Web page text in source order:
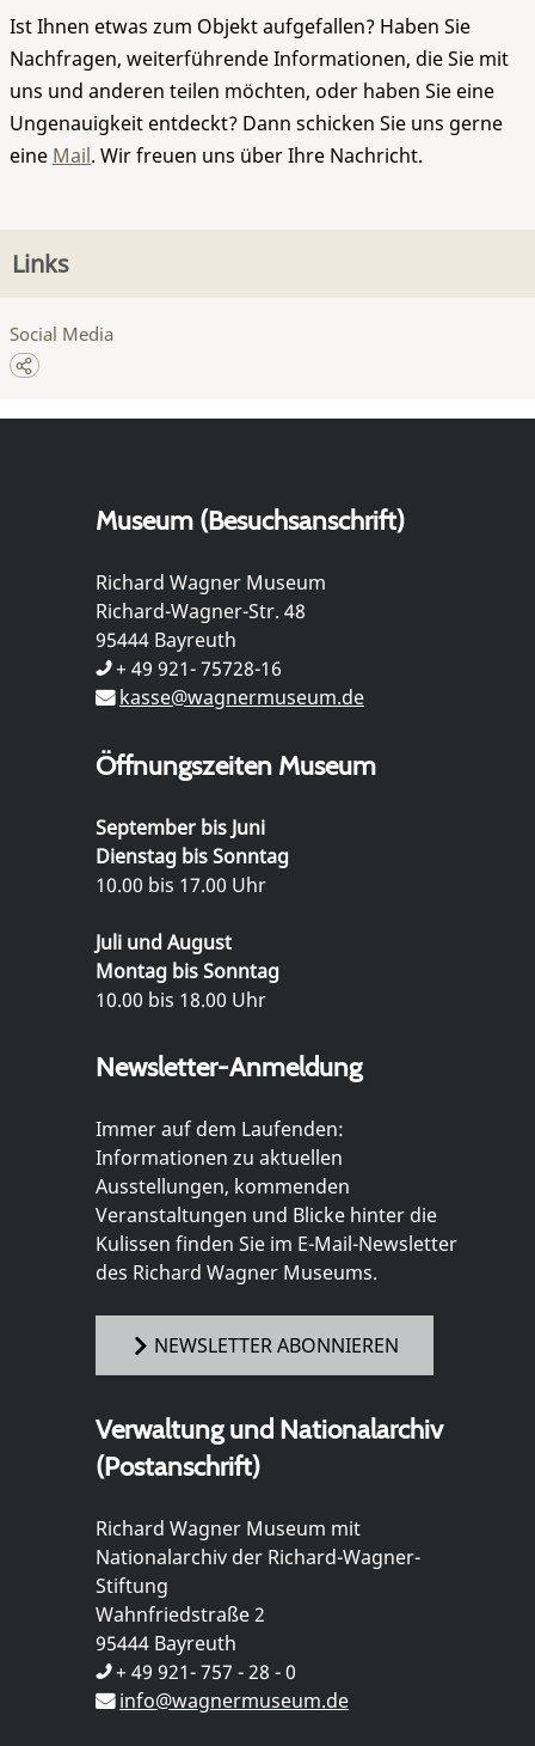
Ist Ihnen etwas zum Objekt aufgefallen? Haben Sie
Nachfragen, weiterführende Informationen, die Sie mit
uns und anderen teilen möchten, oder haben Sie eine
Ungenauigkeit entdeckt? Dann schicken Sie uns gerne
eine Mail. Wir freuen uns über Ihre Nachricht.
Links
Social Media
Museum (Besuchsanschrift)
Richard Wagner Museum
Richard-Wagner-Str. 48
95444 Bayreuth
+ 49 921- 75728-16
kasse@wagnermuseum.de
Öffnungszeiten Museum
September bis Juni
Dienstag bis Sonntag
10.00 bis 17.00 Uhr
Juli und August
Montag bis Sonntag
10.00 bis 18.00 Uhr
Newsletter-Anmeldung
Immer auf dem Laufenden:
Informationen zu aktuellen
Ausstellungen, kommenden
Veranstaltungen und Blicke hinter die
Kulissen finden Sie im E-Mail-Newsletter
des Richard Wagner Museums.
NEWSLETTER ABONNIEREN
Verwaltung und Nationalarchiv
(Postanschrift)
Richard Wagner Museum mit
Nationalarchiv der Richard-Wagner-
Stiftung
Wahnfriedstraße 2
95444 Bayreuth
+ 49 921- 757 - 28 - 0
info@wagnermuseum.de